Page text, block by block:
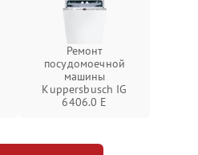
Ремонт
посудомоечной
машины
Kuppersbusch IG
6406.0 E